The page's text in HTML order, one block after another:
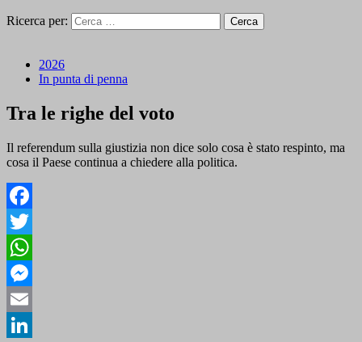
Ricerca per:
2026
In punta di penna
Tra le righe del voto
Il referendum sulla giustizia non dice solo cosa è stato respinto, ma
cosa il Paese continua a chiedere alla politica.
Facebook
Twitter
WhatsApp
Messenger
Email